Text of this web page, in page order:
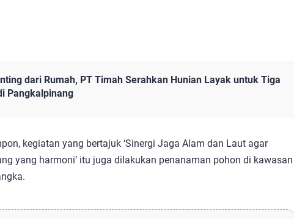
dari Rumah, PT Timah Serahkan Hunian Layak untuk Tiga
Pangkalpinang
kegiatan yang bertajuk ‘Sinergi Jaga Alam dan Laut agar
yang harmoni’ itu juga dilakukan penanaman pohon di kawasan